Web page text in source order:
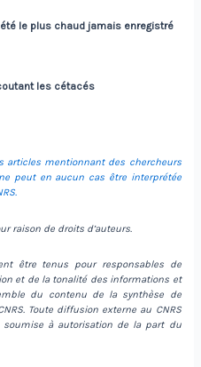
le plus chaud jamais enregistré
les cétacés
articles mentionnant des chercheurs
peut en aucun cas être interprétée
raison de droits d’auteurs.
être tenus pour responsables de
et de la tonalité des informations et
du contenu de la synthèse de
Toute diffusion externe au CNRS
à autorisation de la part du